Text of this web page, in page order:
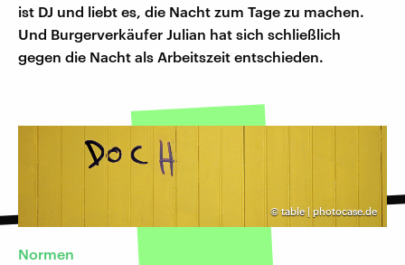
ist DJ und liebt es, die Nacht zum Tage zu machen.
Und Burgerverkäufer Julian hat sich schließlich
gegen die Nacht als Arbeitszeit entschieden.
©table | photocase.de
Normen